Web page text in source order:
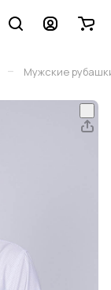
– Мужские